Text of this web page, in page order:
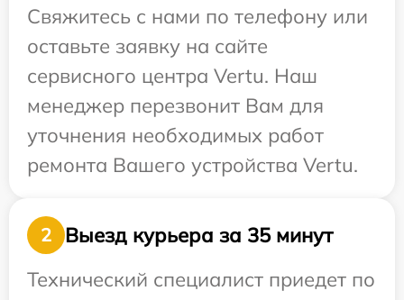
Свяжитесь с нами по телефону или
оставьте заявку на сайте
сервисного центра Vertu. Наш
менеджер перезвонит Вам для
уточнения необходимых работ
ремонта Вашего устройства Vertu.
2
Выезд курьера за 35 минут
Технический специалист приедет по